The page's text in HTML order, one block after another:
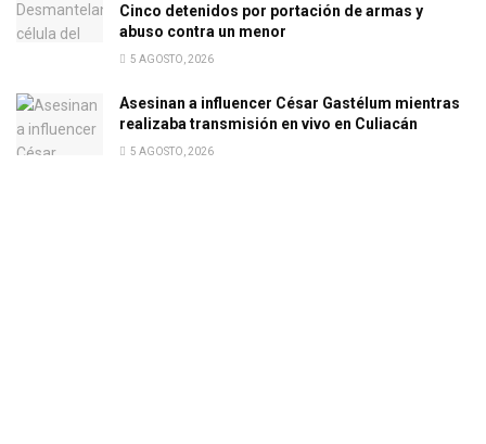
Cinco detenidos por portación de armas y
abuso contra un menor
5 AGOSTO, 2026
Asesinan a influencer César Gastélum mientras
realizaba transmisión en vivo en Culiacán
5 AGOSTO, 2026